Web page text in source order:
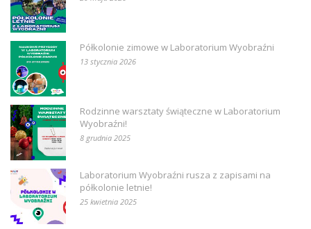
Półkolonie zimowe w Laboratorium Wyobraźni
13 stycznia 2026
Rodzinne warsztaty świąteczne w Laboratorium
Wyobraźni!
8 grudnia 2025
Laboratorium Wyobraźni rusza z zapisami na
półkolonie letnie!
25 kwietnia 2025